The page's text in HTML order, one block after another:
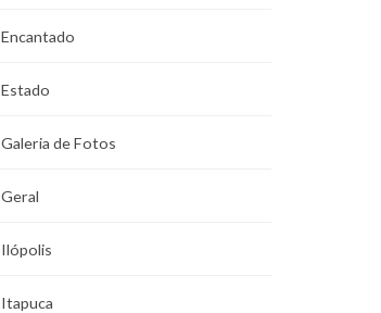
Encantado
Estado
Galeria de Fotos
Geral
Ilópolis
Itapuca